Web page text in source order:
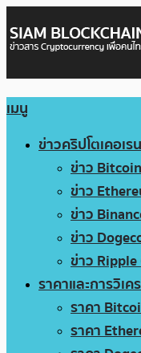
เมนู
ข่าวคริปโตเคอเร
ข่าว Bitcoin
ข่าว
ข่าว
ข่าว
ข่าว Ripple
ราคาและการวิเค
ราคา
ราคา